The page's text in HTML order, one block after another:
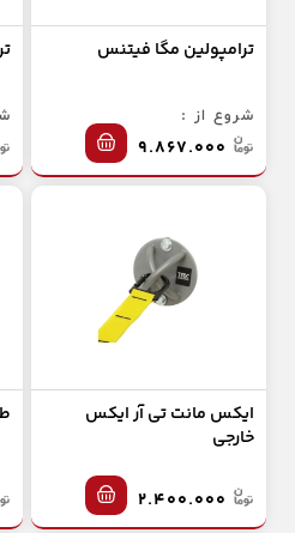
ترامپولین مگا فیتنس
شروع از :
ایکس مانت تی آر ایکس
خارجی